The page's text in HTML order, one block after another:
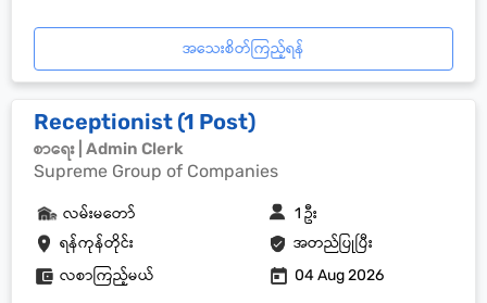
အသေးစိတ်ကြည့်ရန်
Receptionist (1 Post)
စာရေး | Admin Clerk
Supreme Group of Companies
ရန်ကုန်တိုင်း အတည်ပြုပြီး
လမ်းမတော် 1 ဦး
လစာကြည့်မယ် 04 Aug 2026